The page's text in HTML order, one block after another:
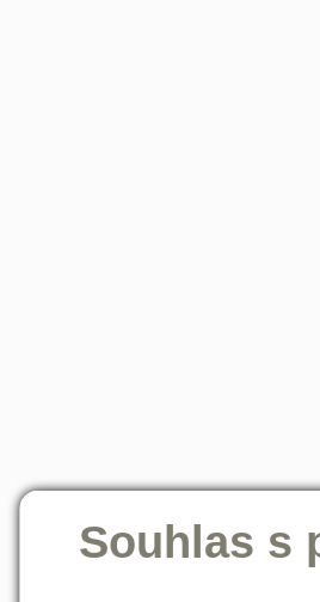
Souhlas s